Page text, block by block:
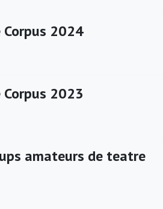
2024
2023
amateurs de teatre